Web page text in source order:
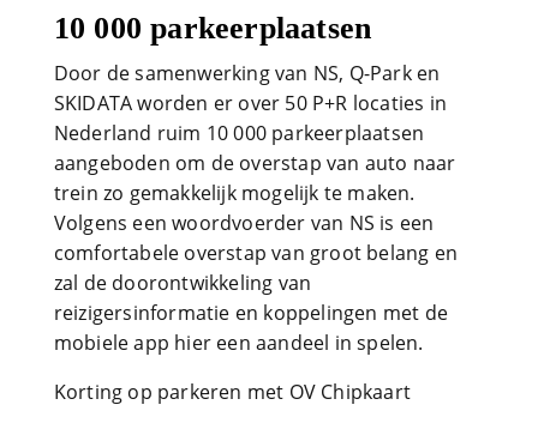
10 000 parkeerplaatsen
Door de samenwerking van NS, Q-Park en
SKIDATA worden er over 50 P+R locaties in
Nederland ruim 10 000 parkeerplaatsen
aangeboden om de overstap van auto naar
trein zo gemakkelijk mogelijk te maken.
Volgens een woordvoerder van NS is een
comfortabele overstap van groot belang en
zal de doorontwikkeling van
reizigersinformatie en koppelingen met de
mobiele app hier een aandeel in spelen.
Korting op parkeren met OV Chipkaart